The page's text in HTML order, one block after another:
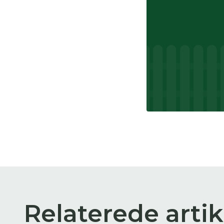
Relaterede